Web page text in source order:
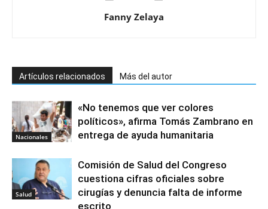
Fanny Zelaya
Artículos relacionados Más del autor
Nacionales
«No tenemos que ver colores
políticos», afirma Tomás Zambrano en
entrega de ayuda humanitaria
Salud
Comisión de Salud del Congreso
cuestiona cifras oficiales sobre
cirugías y denuncia falta de informe
escrito